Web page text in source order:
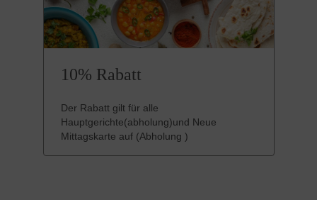
10% Rabatt
Der Rabatt gilt für alle
Hauptgerichte(abholung)und Neue
Mittagskarte auf (Abholung )